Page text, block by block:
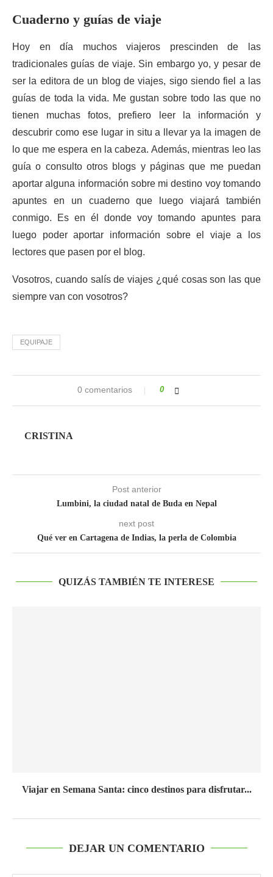
Cuaderno y guías de viaje
Hoy en día muchos viajeros prescinden de las
tradicionales guías de viaje. Sin embargo yo, y pesar de
ser la editora de un blog de viajes, sigo siendo fiel a las
guías de toda la vida. Me gustan sobre todo las que no
tienen muchas fotos, prefiero leer la información y
descubrir como ese lugar in situ a llevar ya la imagen de
lo que me espera en la cabeza. Además, mientras leo las
guía o consulto otros blogs y páginas que me puedan
aportar alguna información sobre mi destino voy tomando
apuntes en un cuaderno que luego viajará también
conmigo. Es en él donde voy tomando apuntes para
luego poder aportar información sobre el viaje a los
lectores que pasen por el blog.
Vosotros, cuando salís de viajes ¿qué cosas son las que
siempre van con vosotros?
EQUIPAJE
0 comentarios 0
CRISTINA
Post anterior
Lumbini, la ciudad natal de Buda en Nepal
next post
Qué ver en Cartagena de Indias, la perla de Colombia
QUIZÁS TAMBIÉN TE INTERESE
Viajar en Semana Santa: cinco destinos para disfrutar...
DEJAR UN COMENTARIO